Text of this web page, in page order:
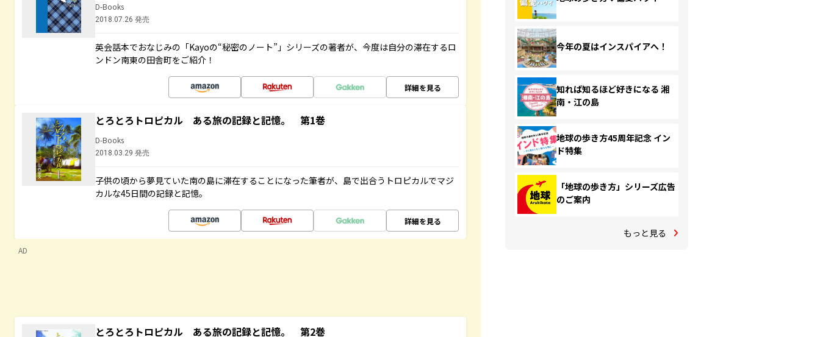
D-Books
2018.07.26 発売
英会話本でおなじみの「Kayoの“秘密のノート”」シリーズの著者が、今度は自分の滞在するロ
ンドン南東の田舎町をご紹介！
詳細を見る
とろとろトロピカル ある旅の記録と記憶。 第1巻
D-Books
2018.03.29 発売
子供の頃から夢見ていた南の島に滞在することになった筆者が、島で出合うトロピカルでマジ
カルな45日間の記録と記憶。
詳細を見る
AD
とろとろトロピカル ある旅の記録と記憶。 第2巻
今年の夏はインスパイアへ！
知れば知るほど好きになる 湘
南・江の島
地球の歩き方45周年記念 イン
ド特集
「地球の歩き方」シリーズ広告
のご案内
もっと見る